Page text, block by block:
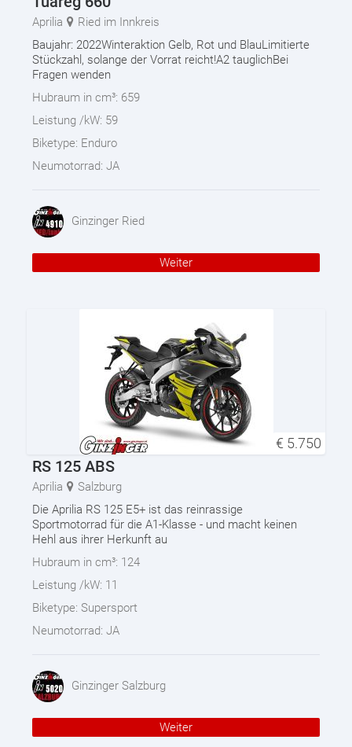
Aprilia
Ried im Innkreis
Baujahr: 2022Winteraktion Gelb, Rot und BlauLimitierte
Stückzahl, solange der Vorrat reicht!A2 tauglichBei
Fragen wenden
Hubraum in cm³: 659
Leistung /kW: 59
Biketype: Enduro
Neumotorrad: JA
Ginzinger Ried
Weiter
€ 5.750
RS 125 ABS
Aprilia
Salzburg
Die Aprilia RS 125 E5+ ist das reinrassige
Sportmotorrad für die A1-Klasse - und macht keinen
Hehl aus ihrer Herkunft au
Hubraum in cm³: 124
Leistung /kW: 11
Biketype: Supersport
Neumotorrad: JA
Ginzinger Salzburg
Weiter